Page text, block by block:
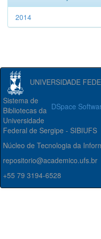
2014
UNIVERSIDADE
DSpace
Sistema de
Bibliotecas da
Universidade
Federal de Sergipe - SIBIUFS
Núcleo de Tecnologia da
repositorio@academico.ufs.br
+55 79 3194-6528